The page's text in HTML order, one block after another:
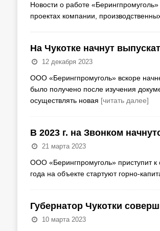
Новости о работе
проектах компании,
На Чукотке начнут
12 декабря 2023
ООО «Берингпромуголь» вскоре
было получено после изучения
осуществлять новая [читать далее]
В 2023 г. на Звонком
21 марта 2023
ООО «Берингпромуголь» приступит
года на объекте стартуют горно-
Губернатор Чукотки
10 марта 2023